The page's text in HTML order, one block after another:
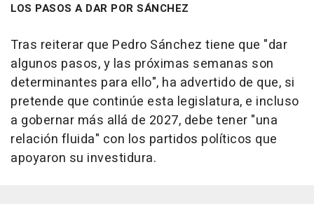
LOS PASOS A DAR POR SÁNCHEZ
Tras reiterar que Pedro Sánchez tiene que "dar
algunos pasos, y las próximas semanas son
determinantes para ello", ha advertido de que, si
pretende que continúe esta legislatura, e incluso
a gobernar más allá de 2027, debe tener "una
relación fluida" con los partidos políticos que
apoyaron su investidura.